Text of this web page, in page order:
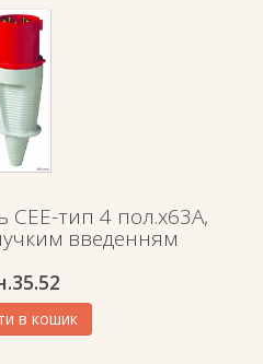
СЕЕ-тип 4 пол.х63А,
введенням
35.52
в кошик